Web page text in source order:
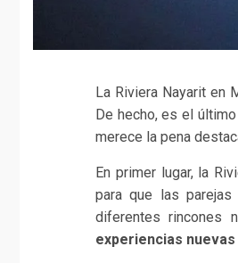
La Riviera Nayarit en
De hecho, es el
merece la pena
En primer lugar, la
para que las parejas
diferentes rincones
experiencias